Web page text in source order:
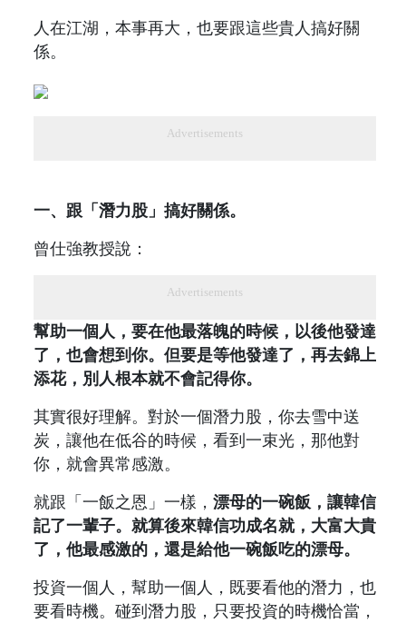
人在江湖，本事再大，也要跟這些貴人搞好關
係。
Advertisements
一、跟「潛力股」搞好關係。
曾仕強教授說：
Advertisements
幫助一個人，要在他最落魄的時候，以後他發達
了，也會想到你。但要是等他發達了，再去錦上
添花，別人根本就不會記得你。
其實很好理解。對於一個潛力股，你去雪中送
炭，讓他在低谷的時候，看到一束光，那他對
你，就會異常感激。
就跟「一飯之恩」一樣， 漂母的一碗飯，讓韓信
記了一輩子。就算後來韓信功成名就，大富大貴
了，他最感激的，還是給他一碗飯吃的漂母。
投資一個人，幫助一個人，既要看他的潛力，也
要看時機。碰到潛力股，只要投資的時機恰當，